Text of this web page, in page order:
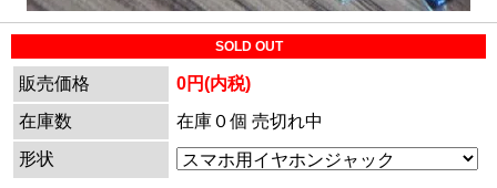
SOLD OUT
販売価格
0円(内税)
在庫数
在庫０個 売切れ中
形状